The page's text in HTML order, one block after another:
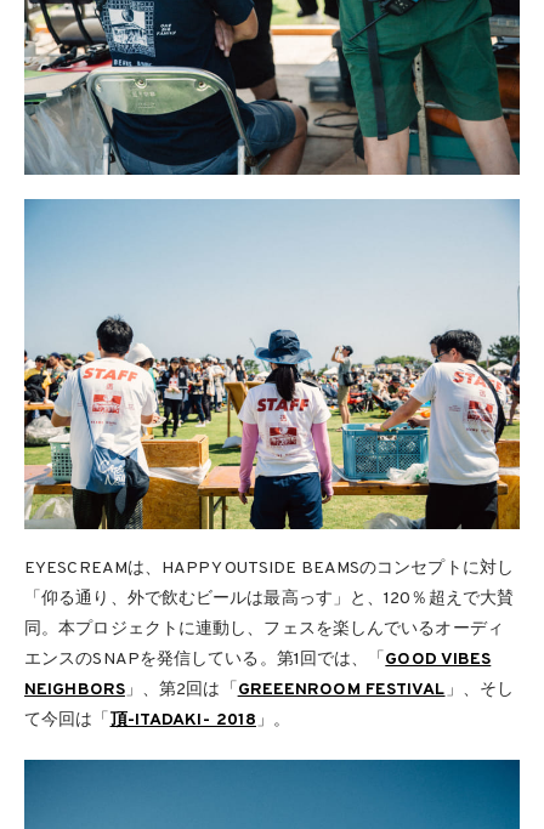
EYESCREAMは、HAPPY OUTSIDE BEAMSのコンセプトに対し
「仰る通り、外で飲むビールは最高っす」と、120％超えで大賛
同。本プロジェクトに連動し、フェスを楽しんでいるオーディ
エンスのSNAPを発信している。第1回では、「 GOOD VIBES
NEIGHBORS」、第2回は「 GREEENROOM FESTIVAL」、そし
て今回は「 頂-ITADAKI- 2018」。